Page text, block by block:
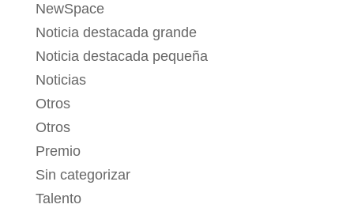
NewSpace
Noticia destacada grande
Noticia destacada pequeña
Noticias
Otros
Otros
Premio
Sin categorizar
Talento